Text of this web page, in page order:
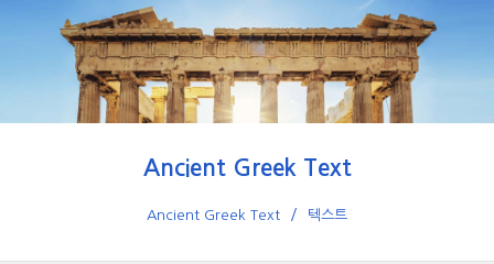
Ancient Greek Text
Ancient Greek Text 텍스트